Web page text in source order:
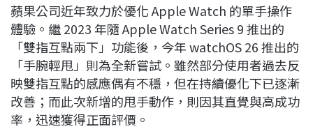
蘋果公司近年致力於優化 Apple Watch 的單手操作
體驗。繼 2023 年隨 Apple Watch Series 9 推出的
「雙指互點兩下」功能後，今年 watchOS 26 推出的
「手腕輕甩」則為全新嘗試。雖然部分使用者過去反
映雙指互點的感應偶有不穩，但在持續優化下已逐漸
改善；而此次新增的甩手動作，則因其直覺與高成功
率，迅速獲得正面評價。